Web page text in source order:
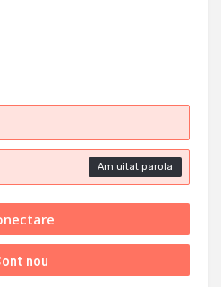
Am uitat parola